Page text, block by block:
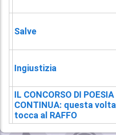
Salve
Ingiustizia
IL CONCORSO DI POESIA
CONTINUA: questa volta
tocca al RAFFO